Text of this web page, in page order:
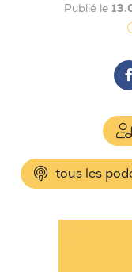
Publié le
tous les